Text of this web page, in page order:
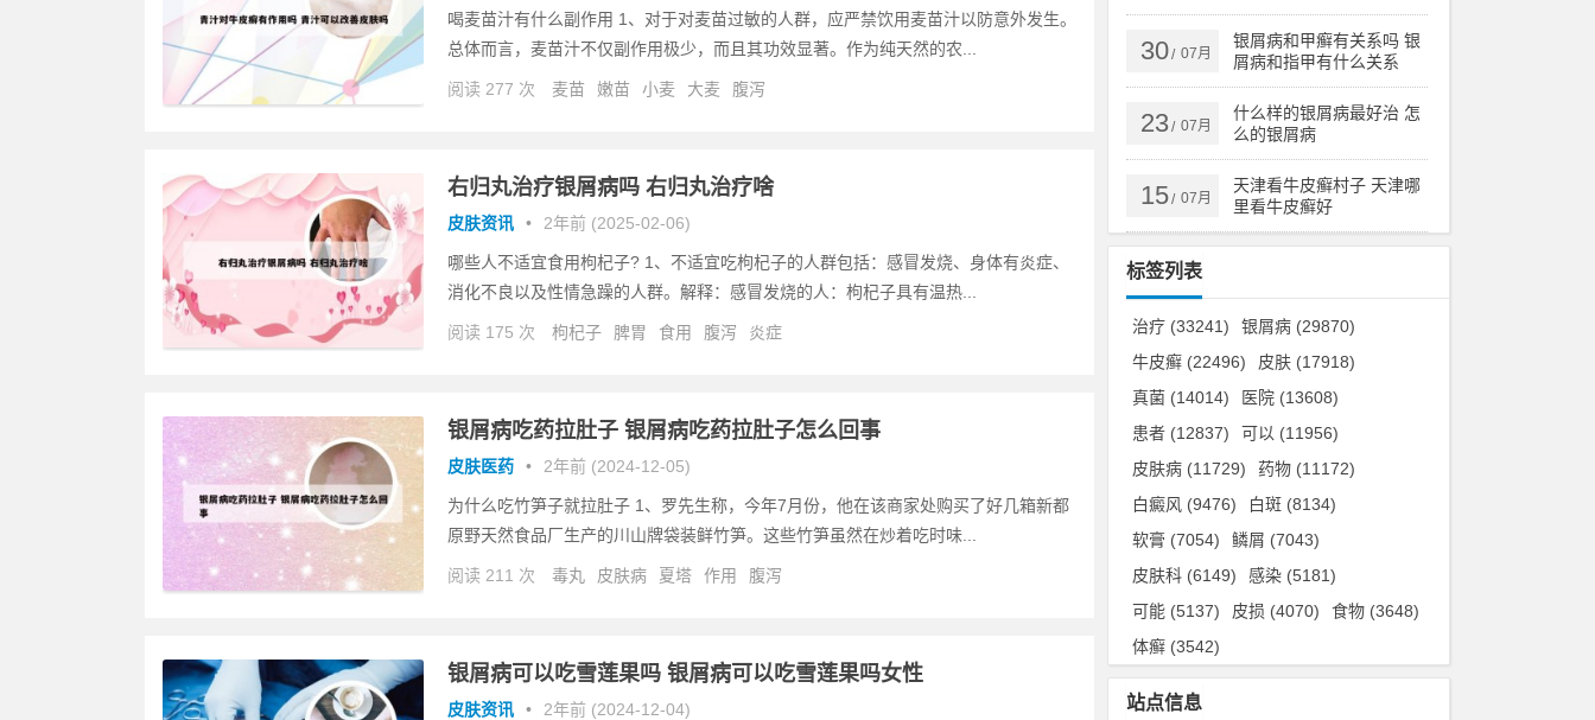
喝麦苗汁有什么副作用 1、对于对麦苗过敏的人群，应严禁饮用麦苗汁以防意外发生。
总体而言，麦苗汁不仅副作用极少，而且其功效显著。作为纯天然的农...
阅读 277 次 麦苗 嫩苗 小麦 大麦 腹泻
右归丸治疗银屑病吗 右归丸治疗啥
皮肤资讯 • 2年前 (2025-02-06)
哪些人不适宜食用枸杞子? 1、不适宜吃枸杞子的人群包括：感冒发烧、身体有炎症、
消化不良以及性情急躁的人群。解释：感冒发烧的人：枸杞子具有温热...
阅读 175 次 枸杞子 脾胃 食用 腹泻 炎症
银屑病吃药拉肚子 银屑病吃药拉肚子怎么回事
皮肤医药 • 2年前 (2024-12-05)
为什么吃竹笋子就拉肚子 1、罗先生称，今年7月份，他在该商家处购买了好几箱新都
原野天然食品厂生产的川山牌袋装鲜竹笋。这些竹笋虽然在炒着吃时味...
阅读 211 次 毒丸 皮肤病 夏塔 作用 腹泻
银屑病可以吃雪莲果吗 银屑病可以吃雪莲果吗女性
皮肤资讯 • 2年前 (2024-12-04)
30/ 07月
银屑病和甲癣有关系吗 银
屑病和指甲有什么关系
23/ 07月
什么样的银屑病最好治 怎
么的银屑病
15/ 07月
天津看牛皮癣村子 天津哪
里看牛皮癣好
标签列表
治疗 (33241) 银屑病 (29870)
牛皮癣 (22496) 皮肤 (17918)
真菌 (14014) 医院 (13608)
患者 (12837) 可以 (11956)
皮肤病 (11729) 药物 (11172)
白癜风 (9476) 白斑 (8134)
软膏 (7054) 鳞屑 (7043)
皮肤科 (6149) 感染 (5181)
可能 (5137) 皮损 (4070) 食物 (3648)
体癣 (3542)
站点信息